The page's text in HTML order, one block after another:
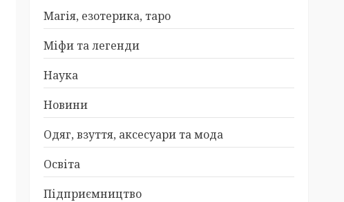
Магія, езотерика, таро
Міфи та легенди
Наука
Новини
Одяг, взуття, аксесуари та мода
Освіта
Підприємництво